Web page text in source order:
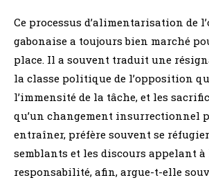
Ce processus d’alimentarisation de
gabonaise a toujours bien marché
place. Il a souvent traduit une
la classe politique de l’opposition
l’immensité de la tâche, et les
qu’un changement insurrectionnel
entraîner, préfère souvent se
semblants et les discours appelant à
responsabilité, afin, argue-t-elle